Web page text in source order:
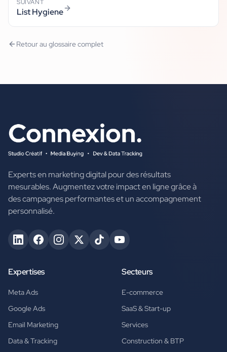
SUIVANT
List Hygiene
Retour au glossaire complet
Experts en marketing digital pour des résultats
mesurables. Augmentez votre impact en ligne grâce à
des campagnes performantes et un accompagnement
personnalisé.
Expertises
Meta Ads
Google Ads
Email Marketing
Data & Tracking
Secteurs
E-commerce
SaaS & Start-up
Services
Construction & BTP